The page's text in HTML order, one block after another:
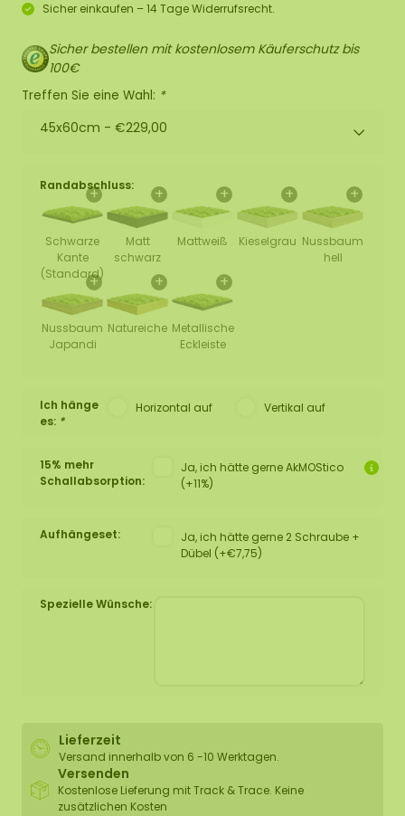
Sicher einkaufen – 14 Tage Widerrufsrecht.
Sicher bestellen mit kostenlosem Käuferschutz bis
100€
Treffen Sie eine Wahl: *
45x60cm - €229,00
Randabschluss:
+
Schwarze
Kante
(Standard)
+
Matt
schwarz
+
Mattweiß
+
Kieselgrau
+
Nussbaum
hell
+
Nussbaum
Japandi
+
Natureiche
+
Metallische
Eckleiste
Ich hänge
es: *
Horizontal auf Vertikal auf
15% mehr
Schallabsorption:
Ja, ich hätte gerne AkMOStico
(+11%)
Aufhängeset:
Ja, ich hätte gerne 2 Schraube +
Dübel (+€7,75)
Spezielle Wünsche:
Lieferzeit
Versand innerhalb von 6 -10 Werktagen.
Versenden
Kostenlose Lieferung mit Track & Trace. Keine
zusätzlichen Kosten